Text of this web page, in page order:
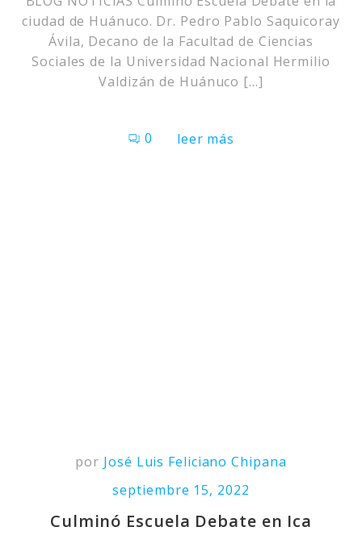
ciudad de Huánuco. Dr. Pedro Pablo Saquicoray
Ávila, Decano de la Facultad de Ciencias
Sociales de la Universidad Nacional Hermilio
Valdizán de Huánuco […]
0 leer más
por José Luis Feliciano Chipana
septiembre 15, 2022
Culminó Escuela Debate en Ica